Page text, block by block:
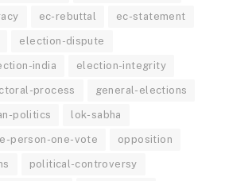
ec-rebuttal ec-statement
election-dispute
india election-integrity
process general-elections
politics lok-sabha
person-one-vote opposition
political-controversy